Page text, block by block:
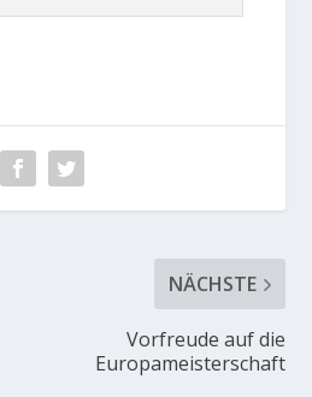
NÄCHSTE
Vorfreude auf die
Europameisterschaft